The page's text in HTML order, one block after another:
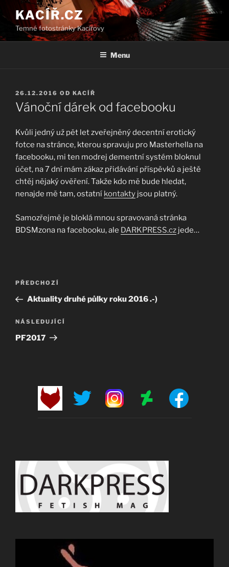
k
obsahu
webu
KACÍŘ.CZ
Temné fotostránky Kacířovy
Menu
PUBLIKOVÁNO
26.12.2016 OD KACÍŘ
Vánoční dárek od facebooku
Kvůli jedný už pět let zveřejněný decentní erotický
fotce na stránce, kterou spravuju pro Masterhella na
facebooku, mi ten modrej dementní systém bloknul
účet, na 7 dní mám zákaz přidávání příspěvků a ještě
chtěj nějaký ověření. Takže kdo mě bude hledat,
nenajde mě tam, ostatní kontakty jsou platný.
Samozřejmě je bloklá mnou spravovaná stránka
BDSMzona na facebooku, ale DARKPRESS.cz jede…
Navigace
příspěvek
Předchozí
příspěvek
PŘEDCHOZÍ
Aktuality druhé půlky roku 2016 .-)
Následující
příspěvek
NÁSLEDUJÍCÍ
PF2017